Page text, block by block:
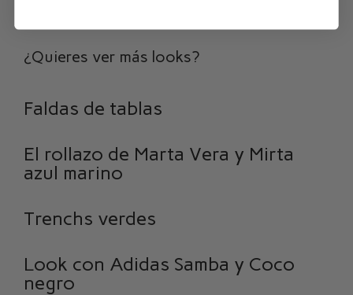
¿Quieres ver más looks?
Faldas de tablas
El rollazo de Marta Vera y Mirta
azul marino
Trenchs verdes
Look con Adidas Samba y Coco
negro